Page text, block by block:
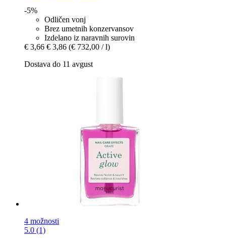
-5%
Odličen vonj
Brez umetnih konzervansov
Izdelano iz naravnih surovin
€ 3,66 € 3,86 (€ 732,00 / l)
Dostava do 11 avgust
4 možnosti
5.0 (1)